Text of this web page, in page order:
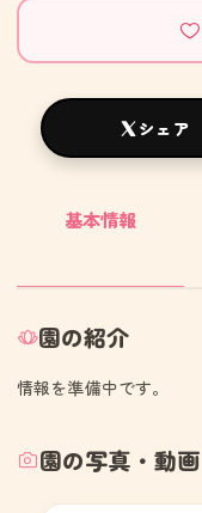
シェア
基本情報
園の紹介
情報を準備中です。
園の写真・動画